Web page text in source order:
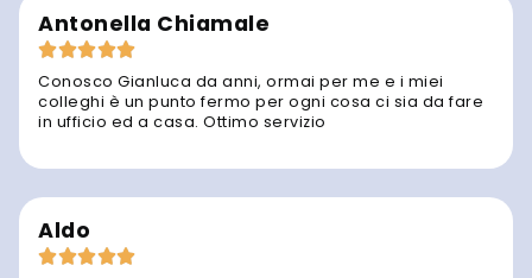
Antonella Chiamale
Conosco Gianluca da anni, ormai per me e i miei
colleghi è un punto fermo per ogni cosa ci sia da fare
in ufficio ed a casa. Ottimo servizio
Aldo